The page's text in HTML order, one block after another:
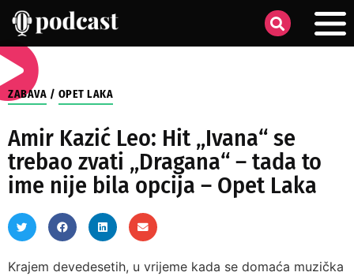
ZABAVA / OPET LAKA
Amir Kazić Leo: Hit „Ivana“ se
trebao zvati „Dragana“ – tada to
ime nije bila opcija – Opet Laka
Krajem devedesetih, u vrijeme kada se domaća muzička